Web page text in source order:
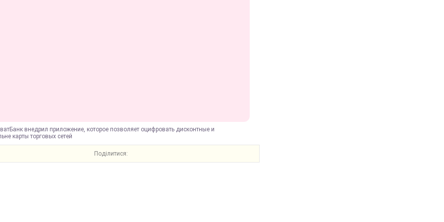
внедрил приложение, которое позволяет оцифровать дисконтные и
карты торговых сетей
Поділитися: